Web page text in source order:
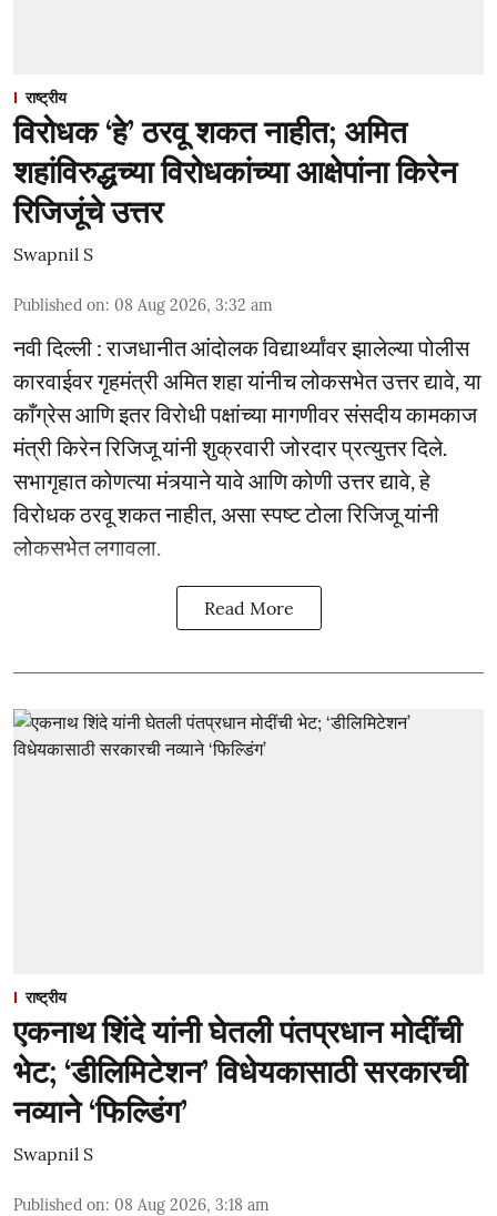
राष्ट्रीय
विरोधक ‘हे’ ठरवू शकत नाहीत; अमित
शहांविरुद्धच्या विरोधकांच्या आक्षेपांना किरेन
रिजिजूंचे उत्तर
Swapnil S
Published on: 08 Aug 2026, 3:32 am
नवी दिल्ली : राजधानीत आंदोलक विद्यार्थ्यांवर झालेल्या पोलीस
कारवाईवर गृहमंत्री अमित शहा यांनीच लोकसभेत उत्तर द्यावे, या
काँग्रेस आणि इतर विरोधी पक्षांच्या मागणीवर संसदीय कामकाज
मंत्री किरेन रिजिजू यांनी शुक्रवारी जोरदार प्रत्युत्तर दिले.
सभागृहात कोणत्या मंत्र्याने यावे आणि कोणी उत्तर द्यावे, हे
विरोधक ठरवू शकत नाहीत, असा स्पष्ट टोला रिजिजू यांनी
लोकसभेत लगावला.
Read More
राष्ट्रीय
एकनाथ शिंदे यांनी घेतली पंतप्रधान मोदींची
भेट; ‘डीलिमिटेशन’ विधेयकासाठी सरकारची
नव्याने ‘फिल्डिंग’
Swapnil S
Published on: 08 Aug 2026, 3:18 am